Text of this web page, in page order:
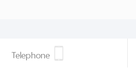
Telephone